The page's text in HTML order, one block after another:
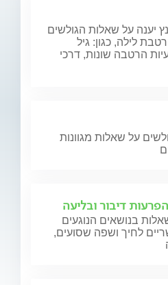
יענה על שאלות הגולשים
לילה, כגון: גיל
הרטבה שונות, דרכי
על שאלות מגוונות
דיבור ובליעה
בנושאים הנוגעים
לחיך ושפה שסועים,